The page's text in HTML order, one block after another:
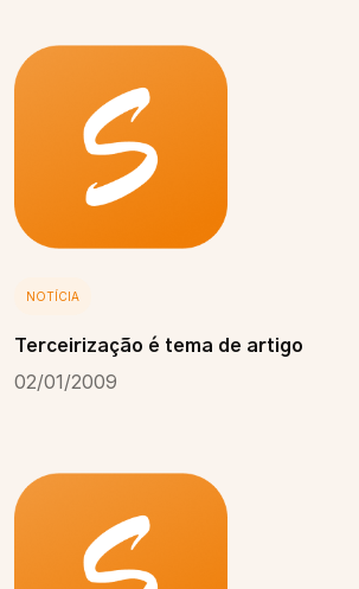
NOTÍCIA
Terceirização é tema de artigo
02/01/2009